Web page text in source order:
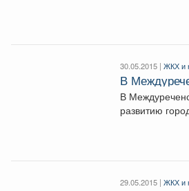
30.05.2015 |ЖКХ и
В
В
развитию городского
29.05.2015 |ЖКХ и